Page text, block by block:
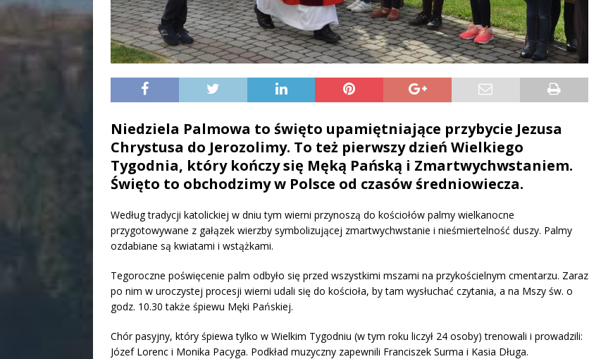
Niedziela Palmowa to święto upamiętniające przybycie Jezusa
Chrystusa do Jerozolimy. To też pierwszy dzień Wielkiego
Tygodnia, który kończy się Męką Pańską i Zmartwychwstaniem.
Święto to obchodzimy w Polsce od czasów średniowiecza.
Według tradycji katolickiej w dniu tym wierni przynoszą do kościołów palmy wielkanocne
przygotowywane z gałązek wierzby symbolizującej zmartwychwstanie i nieśmiertelność duszy. Palmy
ozdabiane są kwiatami i wstążkami.
Tegoroczne poświęcenie palm odbyło się przed wszystkimi mszami na przykościelnym cmentarzu. Zaraz
po nim w uroczystej procesji wierni udali się do kościoła, by tam wysłuchać czytania, a na Mszy św. o
godz. 10.30 także śpiewu Męki Pańskiej.
Chór pasyjny, który śpiewa tylko w Wielkim Tygodniu (w tym roku liczył 24 osoby) trenowali i prowadzili:
Józef Lorenc i Monika Pacyga. Podkład muzyczny zapewnili Franciszek Surma i Kasia Długa.